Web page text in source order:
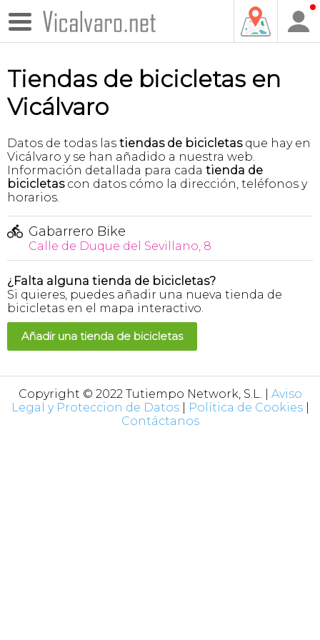
Tiendas de bicicletas en
Vicálvaro
Datos de todas las tiendas de bicicletasque hay en
Vicálvaro y se han añadido a nuestra web.
Información detallada para cada tienda de
bicicletascon datos cómo la dirección, teléfonos y
horarios.
Gabarrero Bike
Calle de Duque del Sevillano, 8
¿Falta alguna tienda de bicicletas?
Si quieres, puedes añadir una nueva tienda de
bicicletas en el mapa interactivo.
Añadir una tienda de bicicletas
Copyright © 2022 Tutiempo Network, S.L. | Aviso
Legal y Proteccion de Datos| Política de Cookies|
Contáctanos